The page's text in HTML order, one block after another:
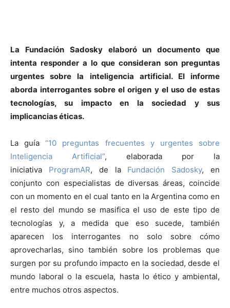
La Fundación Sadosky elaboró un documento que
intenta responder a lo que consideran son preguntas
urgentes sobre la inteligencia artificial. El informe
aborda interrogantes sobre el origen y el uso de estas
tecnologías, su impacto en la sociedad y sus
implicancias éticas.
La guía“10 preguntas frecuentes y urgentes sobre
Inteligencia Artificial”, elaborada por la
iniciativa ProgramAR, de la Fundación Sadosky, en
conjunto con especialistas de diversas áreas, coincide
con un momento en el cual tanto en la Argentina como en
el resto del mundo se masifica el uso de este tipo de
tecnologías y, a medida que eso sucede, también
aparecen los interrogantes no solo sobre cómo
aprovecharlas, sino también sobre los problemas que
surgen por su profundo impacto en la sociedad, desde el
mundo laboral o la escuela, hasta lo ético y ambiental,
entre muchos otros aspectos.